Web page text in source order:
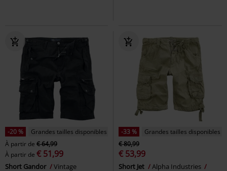
-20 %
Grandes tailles disponibles
À partir de € 64,99
À partir de € 51,99
Short Gandor
Vintage
-33 %
Grandes tailles disponibles
€ 80,99
€ 53,99
Short Jet
Alpha Industries